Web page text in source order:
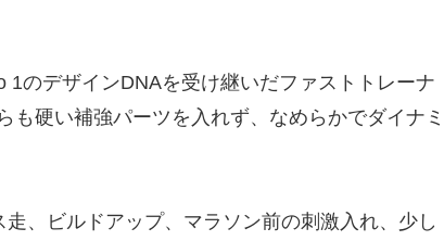
のデザインDNAを受け継いだファストトレーナ
硬い補強パーツを入れず、なめらかでダイナミ
、ビルドアップ、マラソン前の刺激入れ、少し